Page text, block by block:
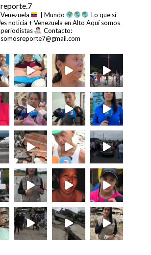
reporte.7
Venezuela | Mundo
Lo que sí
es noticia + Venezuela en Alto Aquí somos
periodistas
Contacto:
somosreporte7@gmail.com